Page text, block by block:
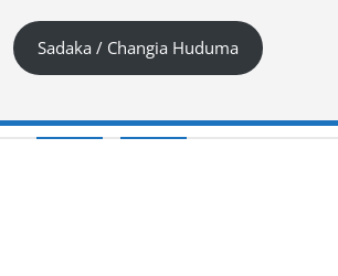
Sadaka / Changia Huduma
English